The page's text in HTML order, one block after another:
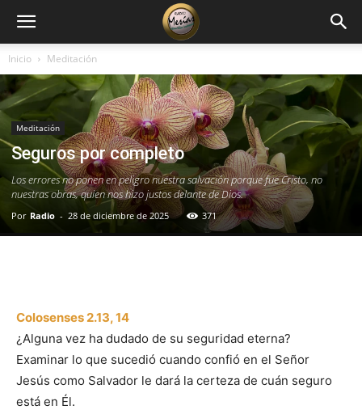
Inicio Meditación
Meditación
Seguros por completo
Los errores no ponen en peligro nuestra salvación porque fue Cristo, no
nuestras obras, quien nos hizo justos delante de Dios.
Por Radio - 28 de diciembre de 2025 371
Colosenses 2.13, 14
¿Alguna vez ha dudado de su seguridad eterna?
Examinar lo que sucedió cuando confió en el Señor
Jesús como Salvador le dará la certeza de cuán seguro
está en Él.